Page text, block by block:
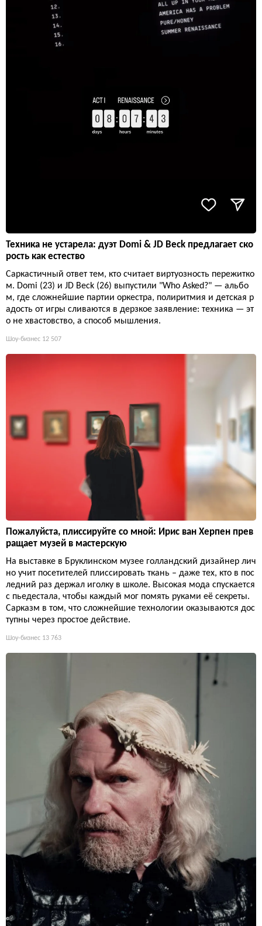
Техника не устарела: дуэт Domi & JD Beck предлагает ско
рость как естество
Саркастичный ответ тем, кто считает виртуозность пережитко
м. Domi (23) и JD Beck (26) выпустили "Who Asked?" — альбо
м, где сложнейшие партии оркестра, полиритмия и детская р
адость от игры сливаются в дерзкое заявление: техника — эт
о не хвастовство, а способ мышления.
Шоу-бизнес 12 507
Пожалуйста, плиссируйте со мной: Ирис ван Херпен прев
ращает музей в мастерскую
На выставке в Бруклинском музее голландский дизайнер лич
но учит посетителей плиссировать ткань – даже тех, кто в пос
ледний раз держал иголку в школе. Высокая мода спускается
с пьедестала, чтобы каждый мог помять руками её секреты.
Сарказм в том, что сложнейшие технологии оказываются дос
тупны через простое действие.
Шоу-бизнес 13 763